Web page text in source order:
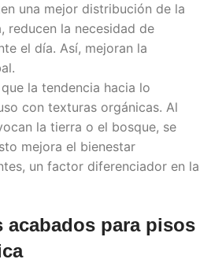
una mejor distribución de la
reducen la necesidad de
el día. Así, mejoran la
la tendencia hacia lo
con texturas orgánicas. Al
la tierra o el bosque, se
mejora el bienestar
un factor diferenciador en la
acabados para pisos